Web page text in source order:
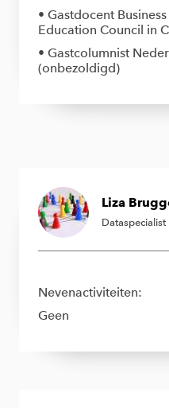
• Gastdocent
Education Council in
• Gastcolumnist
(onbezoldigd)
Liza
Dataspecialist
Nevenactiviteiten:
Geen